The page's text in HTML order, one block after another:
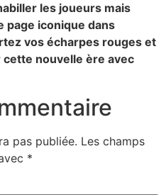
les joueurs mais
page iconique dans
vos écharpes rouges et
nouvelle ère avec
pas publiée. Les champs
*